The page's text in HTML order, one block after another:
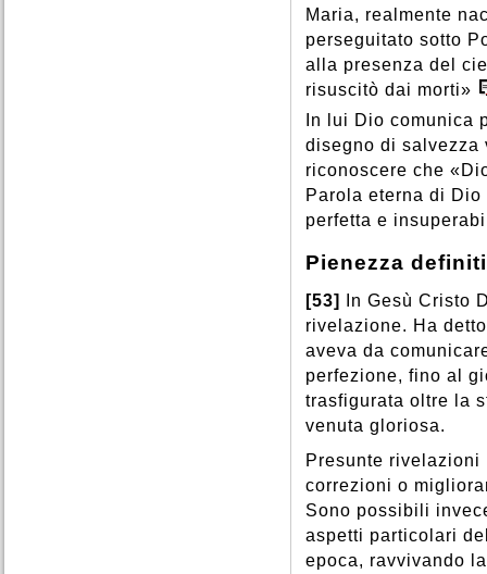
Maria, realmente
perseguitato sotto
alla presenza del
risuscitò dai morti»
In lui Dio comunica
disegno di salvezza
riconoscere che
Parola eterna di Dio
perfetta e
Pienezza
[53]
In Gesù Cristo
rivelazione. Ha
aveva da
perfezione, fino al
trasfigurata oltre la
venuta gloriosa.
Presunte
correzioni o
Sono possibili
aspetti particolari
epoca, ravvivando